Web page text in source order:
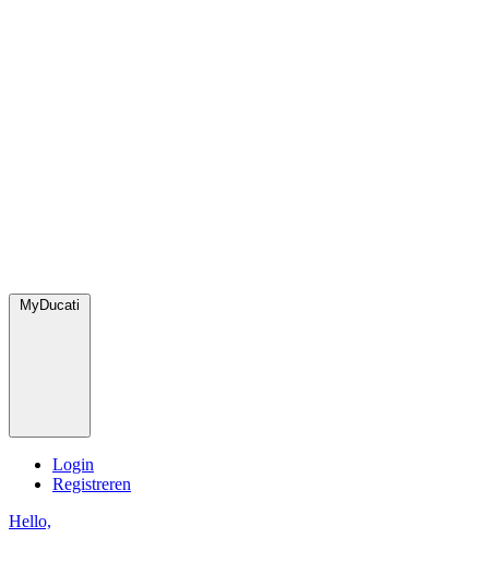
MyDucati
Login
Registreren
Hello,